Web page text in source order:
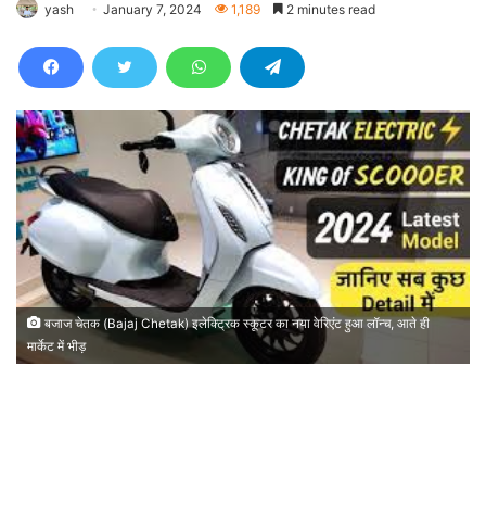
yash January 7, 2024 1,189 2 minutes read
बजाज चेतक (Bajaj Chetak) इलेक्ट्रिक स्कूटर का नया वेरिएंट हुआ लॉन्च, आते ही
मार्केट में भीड़